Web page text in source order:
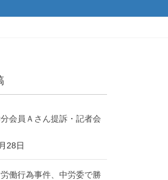
会員Ａさん提訴・記者会
28日
働行為事件、中労委で勝